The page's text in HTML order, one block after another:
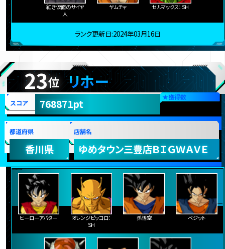
紅き仮面のサイヤ
人
ヤムチャ セルマックス：ＳＨ
ランク更新日:2024年03月16日
23位 リホー
★獲得数
スコア 768871pt
都道府県
香川県
店舗名
ゆめタウン三豊店ＢＩＧＷＡＶＥ
ヒーローアバター
オレンジピッコロ：
ＳＨ
孫悟空 ベジット